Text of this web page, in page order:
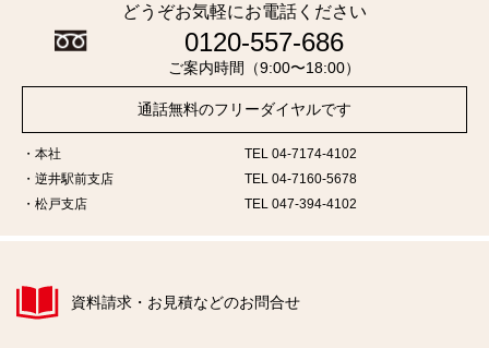
どうぞお気軽にお電話ください
0120-557-686
ご案内時間（9:00〜18:00）
通話無料のフリーダイヤルです
本社
TEL 04-7174-4102
逆井駅前支店
TEL 04-7160-5678
松戸支店
TEL 047-394-4102
資料請求・お見積などのお問合せ